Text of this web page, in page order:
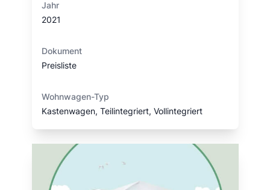
Jahr
2021
Dokument
Preisliste
Wohnwagen-Typ
Kastenwagen, Teilintegriert, Vollintegriert